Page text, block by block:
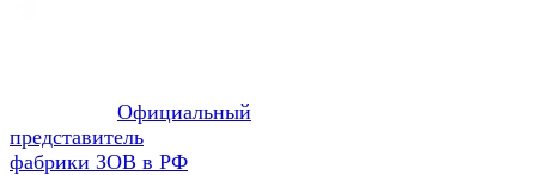
Официальный
представитель
фабрики ЗОВ в РФ